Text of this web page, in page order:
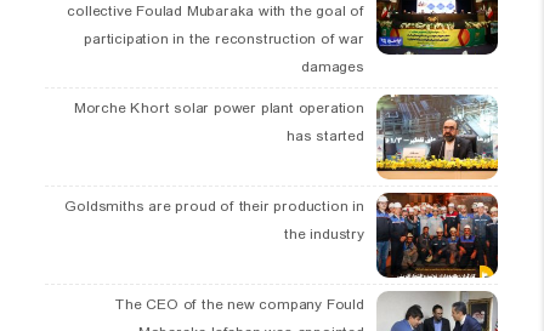
collective Foulad Mubaraka with the goal of
participation in the reconstruction of war
damages
Morche Khort solar power plant operation
has started
Goldsmiths are proud of their production in
the industry
The CEO of the new company Fould